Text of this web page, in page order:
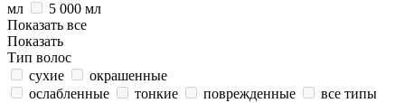
мл
5 000 мл
Показать все
Показать
Тип волос
сухие
окрашенные
ослабленные
тонкие поврежденные
все типы